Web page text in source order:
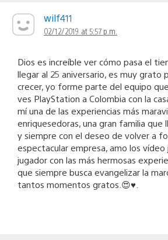
wilf411
02/12/2019 at 5:57 p.m.
Dios es increíble ver cómo pasa el
llegar al 25 aniversario, es muy grato
crecer, yo forme parte del equipo
ves PlayStation a Colombia con la
mí una de las experiencias más
enriquesedoras, una gran familia que
y siempre con el deseo de volver a
espectacular empresa, amo los vídeo
jugador con las más hermosas
que siempre busca evangelizar la
tantos momentos gratos.😍♥️.